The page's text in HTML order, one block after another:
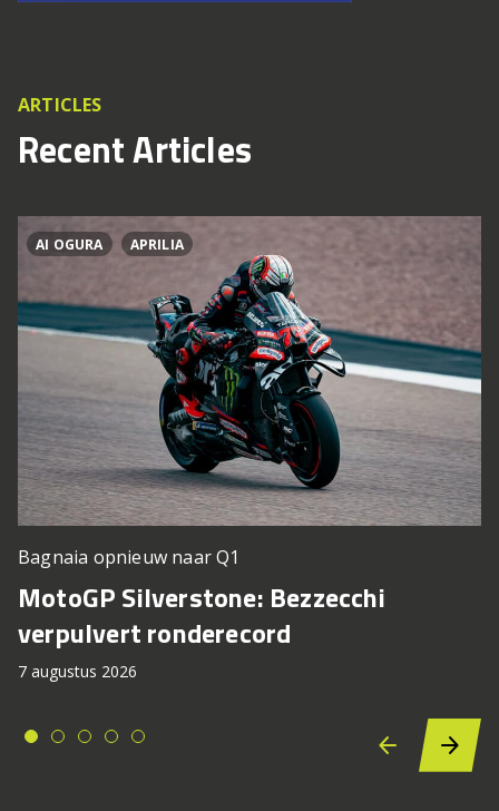
ARTICLES
Recent Articles
AI OGURA APRILIA
Bagnaia opnieuw naar Q1
MotoGP Silverstone: Bezzecchi
verpulvert ronderecord
7 augustus 2026